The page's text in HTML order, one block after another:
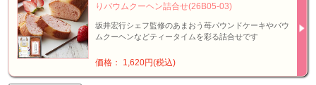
りバウムクーヘン詰合せ(26B05-03)
坂井宏行シェフ監修のあまおう苺パウンドケーキやバウ
ムクーヘンなどティータイムを彩る詰合せです
価格： 1,620円(税込)